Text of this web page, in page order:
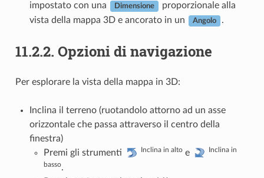
impostato con una
Dimensione
proporzionale alla
vista della mappa 3D e ancorato in un
Angolo .
11.2.2. Opzioni di navigazione
Per esplorare la vista della mappa in 3D:
Inclina il terreno (ruotandolo attorno ad un asse
orizzontale che passa attraverso il centro della
finestra)
Premi gli strumenti
Inclina in altoe Inclina in
basso.